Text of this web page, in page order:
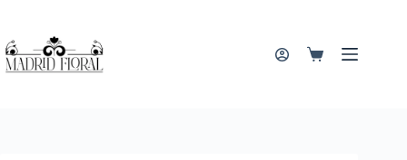
contenido
Carro